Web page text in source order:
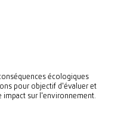
écologiques
pour objectif d'évaluer et
impact sur l'environnement.